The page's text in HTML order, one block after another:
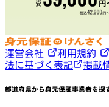
運営会社 利用規約
法に基づく表記
掲載
都道府県から身元保証事業者を探